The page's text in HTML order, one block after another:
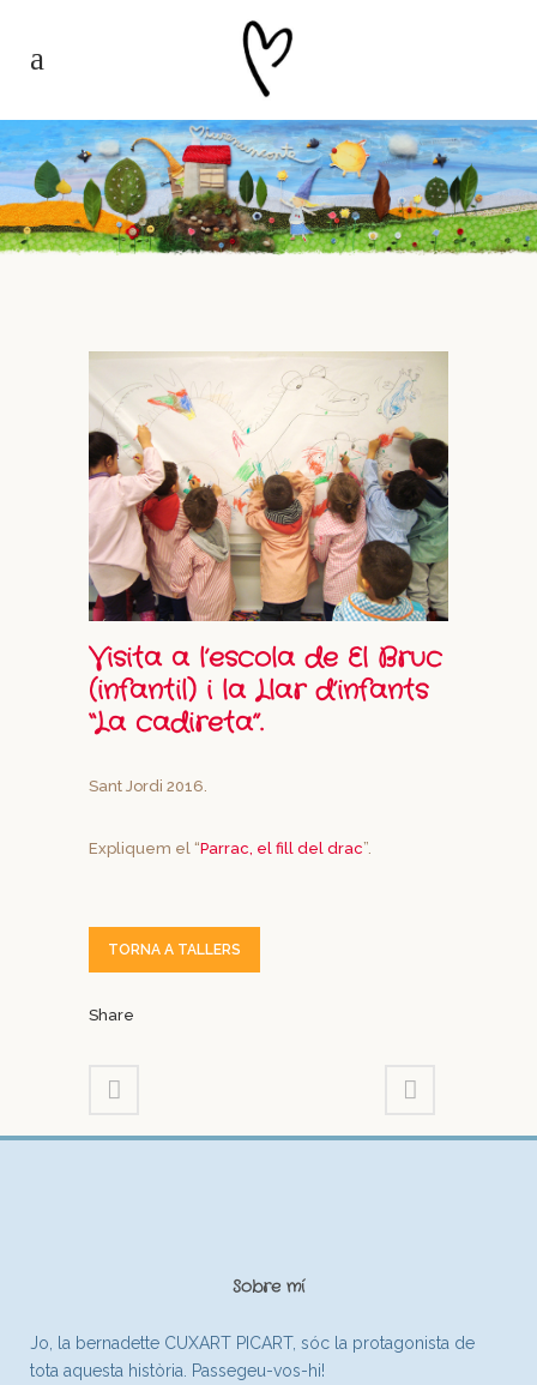
Visita a l’escola de El Bruc
(infantil) i la Llar d’infants
“La cadireta”.
Sant Jordi 2016.
Expliquem el “Parrac, el fill del drac”.
TORNA A TALLERS
Share
Sobre mí
Jo, la bernadette CUXART PICART, sóc la protagonista de
tota aquesta història. Passegeu-vos-hi!